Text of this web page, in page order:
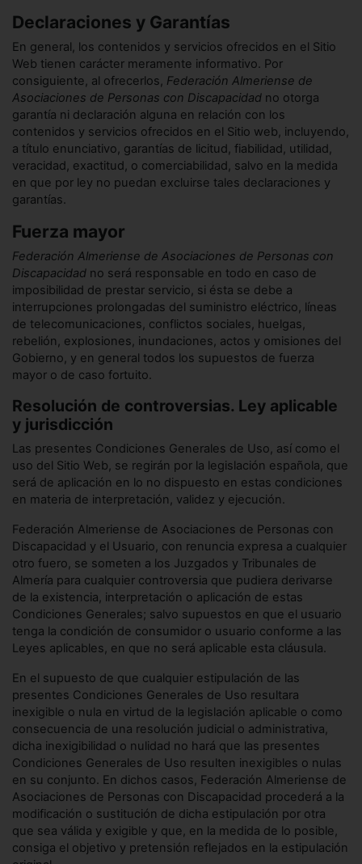
Declaraciones y Garantías
En general, los contenidos y servicios ofrecidos en el Sitio
Web tienen carácter meramente informativo. Por
consiguiente, al ofrecerlos, Federación Almeriense de
Asociaciones de Personas con Discapacidad no otorga
garantía ni declaración alguna en relación con los
contenidos y servicios ofrecidos en el Sitio web, incluyendo,
a título enunciativo, garantías de licitud, fiabilidad, utilidad,
veracidad, exactitud, o comerciabilidad, salvo en la medida
en que por ley no puedan excluirse tales declaraciones y
garantías.
Fuerza mayor
Federación Almeriense de Asociaciones de Personas con
Discapacidad no será responsable en todo en caso de
imposibilidad de prestar servicio, si ésta se debe a
interrupciones prolongadas del suministro eléctrico, líneas
de telecomunicaciones, conflictos sociales, huelgas,
rebelión, explosiones, inundaciones, actos y omisiones del
Gobierno, y en general todos los supuestos de fuerza
mayor o de caso fortuito.
Resolución de controversias. Ley aplicable
y jurisdicción
Las presentes Condiciones Generales de Uso, así como el
uso del Sitio Web, se regirán por la legislación española, que
será de aplicación en lo no dispuesto en estas condiciones
en materia de interpretación, validez y ejecución.
Federación Almeriense de Asociaciones de Personas con
Discapacidad y el Usuario, con renuncia expresa a cualquier
otro fuero, se someten a los Juzgados y Tribunales de
Almería para cualquier controversia que pudiera derivarse
de la existencia, interpretación o aplicación de estas
Condiciones Generales; salvo supuestos en que el usuario
tenga la condición de consumidor o usuario conforme a las
Leyes aplicables, en que no será aplicable esta cláusula.
En el supuesto de que cualquier estipulación de las
presentes Condiciones Generales de Uso resultara
inexigible o nula en virtud de la legislación aplicable o como
consecuencia de una resolución judicial o administrativa,
dicha inexigibilidad o nulidad no hará que las presentes
Condiciones Generales de Uso resulten inexigibles o nulas
en su conjunto. En dichos casos, Federación Almeriense de
Asociaciones de Personas con Discapacidad procederá a la
modificación o sustitución de dicha estipulación por otra
que sea válida y exigible y que, en la medida de lo posible,
consiga el objetivo y pretensión reflejados en la estipulación